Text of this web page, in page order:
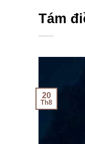
Tám
20
Th8